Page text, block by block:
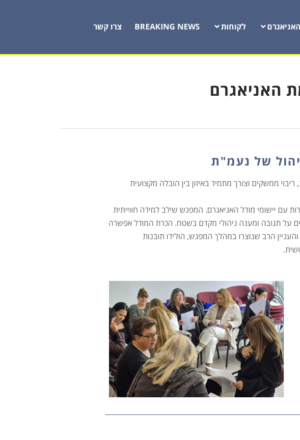
האניאגרם לקוחות BREAKING NEWS צרו קשר
האניאגרם
של נעמ"ת
ממשקים וצורך מתמיד באיזון בין הובלה מקצועית
עם יישומי מודל האניאגרם. המפגש שילב למידה חווייתית
על תגובה ומענה ניהולי מקדם בשטח. הכרת המודל אפשרה
הרב שנוצרו במהלך המפגש, הולידו תובנות